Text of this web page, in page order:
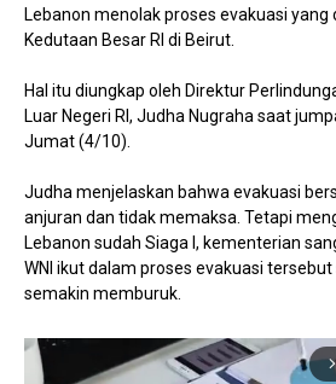
Lebanon menolak proses evakuasi yang
Kedutaan Besar RI di Beirut.
Hal itu diungkap oleh Direktur
Luar Negeri RI, Judha Nugraha saat
Jumat (4/10).
Judha menjelaskan bahwa evakuasi
anjuran dan tidak memaksa. Tetapi
Lebanon sudah Siaga I, kementerian
WNI ikut dalam proses evakuasi
semakin memburuk.